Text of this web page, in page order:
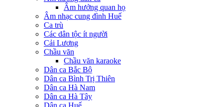
Âm hưởng quan họ
Âm nhạc cung đình Huế
Ca trù
Các dân tộc ít người
Cải Lương
Chầu văn
Chầu văn karaoke
Dân ca Bắc Bộ
Dân ca Bình Trị Thiên
Dân ca Hà Nam
Dân ca Hà Tây
Dân ca Huế